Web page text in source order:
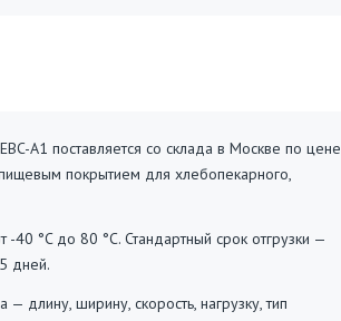
A1 поставляется со склада в Москве по цене
покрытием для хлебопекарного,
°C до 80 °C. Стандартный срок отгрузки —
дней.
ширину, скорость, нагрузку, тип